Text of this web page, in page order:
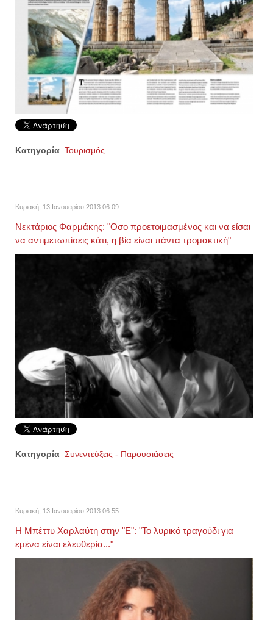
Κατηγορία Τουρισμός
Κυριακή, 13 Ιανουαρίου 2013 06:09
Νεκτάριος Φαρμάκης: "Οσο προετοιμασμένος και να είσαι
να αντιμετωπίσεις κάτι, η βία είναι πάντα τρομακτική"
Κατηγορία Συνεντεύξεις - Παρουσιάσεις
Κυριακή, 13 Ιανουαρίου 2013 06:55
Η Μπέττυ Χαρλαύτη στην "Ε": "Το λυρικό τραγούδι για
εμένα είναι ελευθερία..."